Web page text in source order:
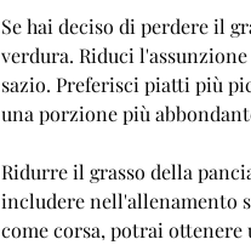
Se hai deciso di perdere il
verdura. Riduci
sazio. Preferisci piatti più
una porzione più
Ridurre il grasso della
includere nell'allenamento
come corsa, potrai ottenere